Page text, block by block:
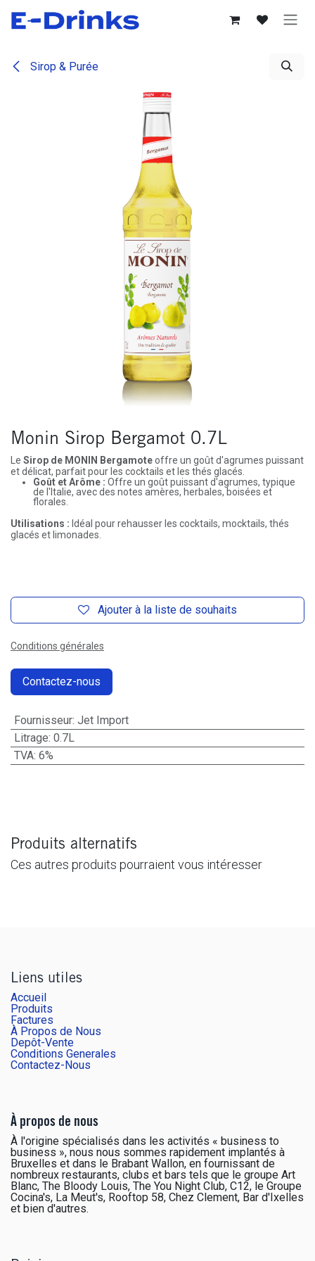
Se rendre au contenu
Sirop & Purée
Monin Sirop Bergamot 0.7L
Le Sirop de MONIN Bergamoteoffre un goût d'agrumes puissant
et délicat, parfait pour les cocktails et les thés glacés.
Goût et Arôme : Offre un goût puissant d'agrumes, typique
de l'Italie, avec des notes amères, herbales, boisées et
florales.
Utilisations : Idéal pour rehausser les cocktails, mocktails, thés
glacés et limonades.
Ajouter à la liste de souhaits
Conditions générales
Contactez-nous
Fournisseur: Jet Import
Litrage: 0.7L
TVA: 6%
Produits alternatifs
Ces autres produits pourraient vous intéresser
Liens utiles
Accueil
Produits
Factures
À Propos de Nous
Depôt-Vente
Conditions Generales
Contactez-Nous
À propos de nous
À l'origine spécialisés dans les activités « business to
business », nous nous sommes rapidement implantés à
Bruxelles et dans le Brabant Wallon, en fournissant de
nombreux restaurants, clubs et bars tels que le groupe Art
Blanc, The Bloody Louis, The You Night Club, C12, le Groupe
Cocina's, La Meut's, Rooftop 58, Chez Clement, Bar d'Ixelles
et bien d'autres.